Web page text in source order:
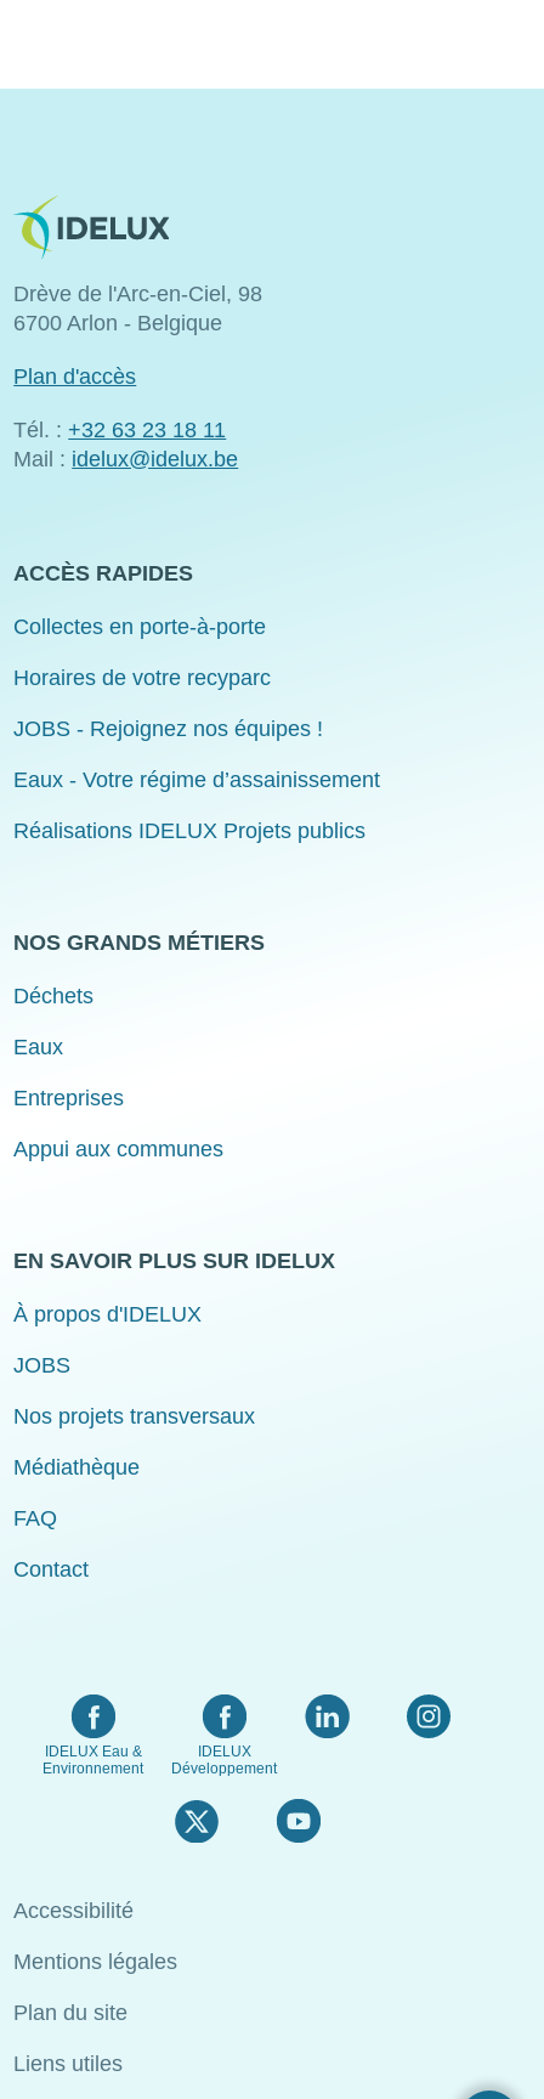
Image
Drève de l'Arc-en-Ciel, 98
6700 Arlon - Belgique
Plan d'accès
Tél. : +32 63 23 18 11
Mail : idelux@idelux.be
ACCÈS RAPIDES
Collectes en porte-à-porte
Horaires de votre recyparc
JOBS - Rejoignez nos équipes !
Eaux - Votre régime d’assainissement
Réalisations IDELUX Projets publics
NOS GRANDS MÉTIERS
Déchets
Eaux
Entreprises
Appui aux communes
EN SAVOIR PLUS SUR IDELUX
À propos d'IDELUX
JOBS
Nos projets transversaux
Médiathèque
FAQ
Contact
IDELUX Eau &
Environnement
IDELUX
Développement
Menu
Pied
de
page
Accessibilité
Mentions légales
Plan du site
Liens utiles